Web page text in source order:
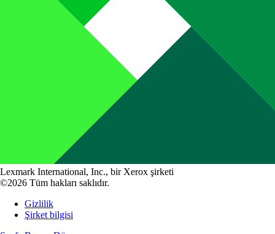
Lexmark International, Inc., bir Xerox şirketi
©2026 Tüm hakları saklıdır.
Gizlilik
Şirket bilgisi